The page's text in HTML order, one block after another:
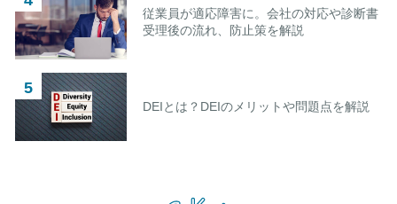
従業員が適応障害に。会社の対応や診断書
受理後の流れ、防止策を解説
DEIとは？DEIのメリットや問題点を解説